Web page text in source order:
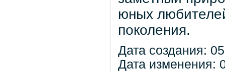
юных
поколения.
Дата создания:
Дата изменения: